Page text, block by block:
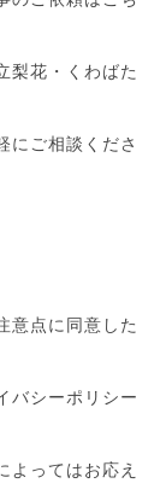
梨花・くわばた
にご相談くださ
意点に同意した
バシーポリシー
よってはお応え